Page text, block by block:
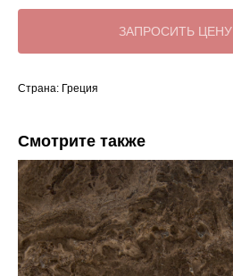
ЗАПРОСИТЬ ЦЕНУ
Страна: Греция
Смотрите также